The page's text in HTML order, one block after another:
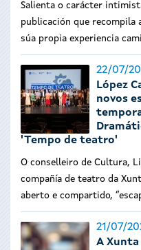
Salienta o carácter
publicación que recompila
súa propia experiencia
22/07/
López
novos
'Tempo de teatro'
O conselleiro de Cultura,
compañía de teatro da
aberto e compartido,
21/07/
A Xunta